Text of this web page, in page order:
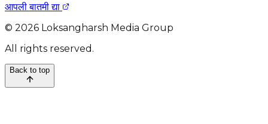
आपली बातमी द्या
© 2026 Loksangharsh Media Group
All rights reserved.
Back to top